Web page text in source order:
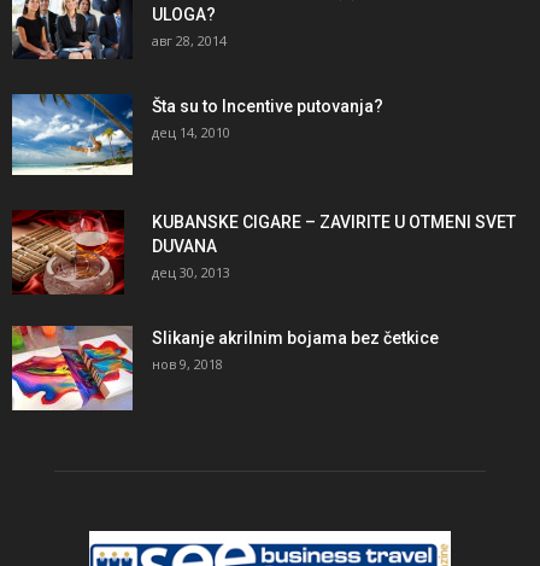
ULOGA?
авг 28, 2014
Šta su to Incentive putovanja?
дец 14, 2010
KUBANSKE CIGARE – ZAVIRITE U OTMENI SVET
DUVANA
дец 30, 2013
Slikanje akrilnim bojama bez četkice
нов 9, 2018